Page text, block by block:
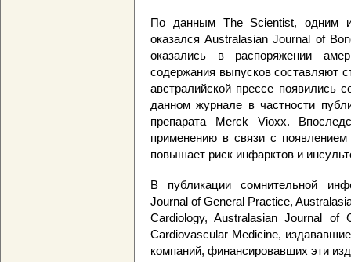
По данным The Scientist, одним
оказался Australasian Journal of
оказались в распоряжении
содержания выпусков составляют
австралийской прессе появились
данном журнале в частности
препарата Merck Vioxx.
применению в связи с
повышает риск инфарктов и
В публикации сомнительной
Journal of General Practice,
Cardiology, Australasian Journal
Cardiovascular Medicine,
компаний, финансировавших эти